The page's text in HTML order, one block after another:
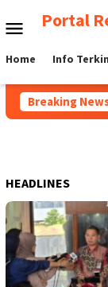
ke
Menu
Mobile
Portal
Home Info
Breaking
HEADLINES